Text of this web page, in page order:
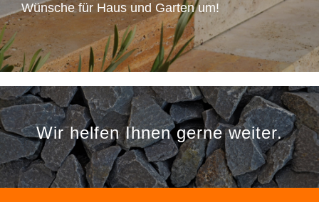
Wünsche für Haus und Garten um!
Wir helfen Ihnen gerne weiter.